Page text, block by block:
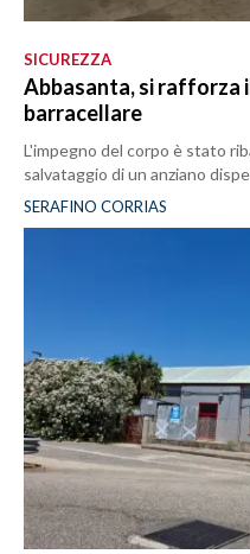
SICUREZZA
Abbasanta, si rafforza
barracellare
L'impegno del corpo è stato
salvataggio di un anziano
SERAFINO CORRIAS